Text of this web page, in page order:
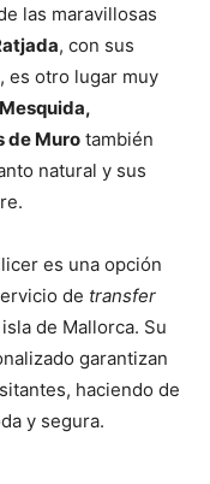
las maravillosas
, con sus
es otro lugar muy
de Muro también
natural y sus
es una opción
de transfer
de Mallorca. Su
garantizan
haciendo de
y segura.